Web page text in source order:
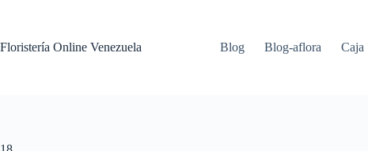
Floristería Online Venezuela Blog Blog-aflora Caja